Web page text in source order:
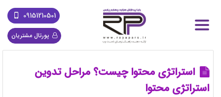
09151210501
پورتال مشتریان
استراتژی محتوا چیست؟ مراحل تدوین
استراتژی محتوا